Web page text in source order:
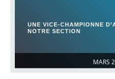
MARS
UNE VICE-CHAMPIONNE
NOTRE SECTION